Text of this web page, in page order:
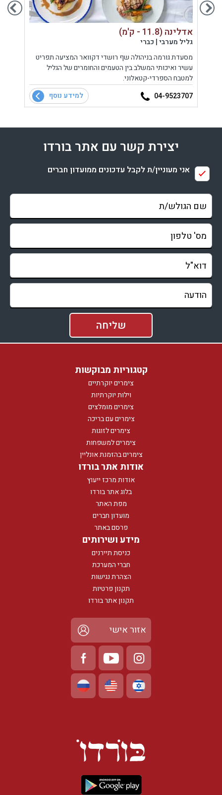
אדלינה (11.8 - ק'מ)
גליל מערבי | כברי
מסעדת גורמה בניהולה שף רושדי דקוואר המציעה תפריט
עשיר ואיכותי המשלב בין הטעמים והחומרים של הגליל
למטבח הספרדי-קטאלוני.
04-9523707
למידע נוסף
יצירת קשר עם אתר בורדו
אני מעוניין/ת לקבל עדכונים ממועדון חברים
קטגוריות מבוקשות
צימרים יוקרתיים
וילות יוקרתיות
צימרים מומלצים
צימרים עם בריכה
צימרים לזוגות
צימרים למשפחות
צימרים בהזמנת אונליין
אודות אתר בורדו
אודות מרכז ייעוץ
בלוג אתר בורדו
מפת האתר
מועדון חברים
פרסם באתר
מידע ושירותים
כניסת תיירנים
חברי המערכת
הצהרת נגישות
תקנון פרטיות
תקנון אתר בורדו
אזור אישי